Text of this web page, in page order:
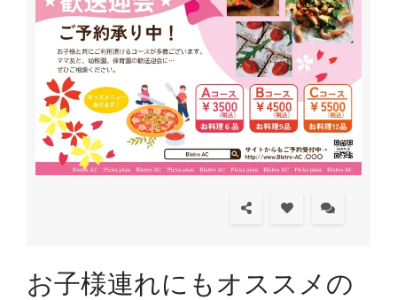
お子様連れにもオススメの